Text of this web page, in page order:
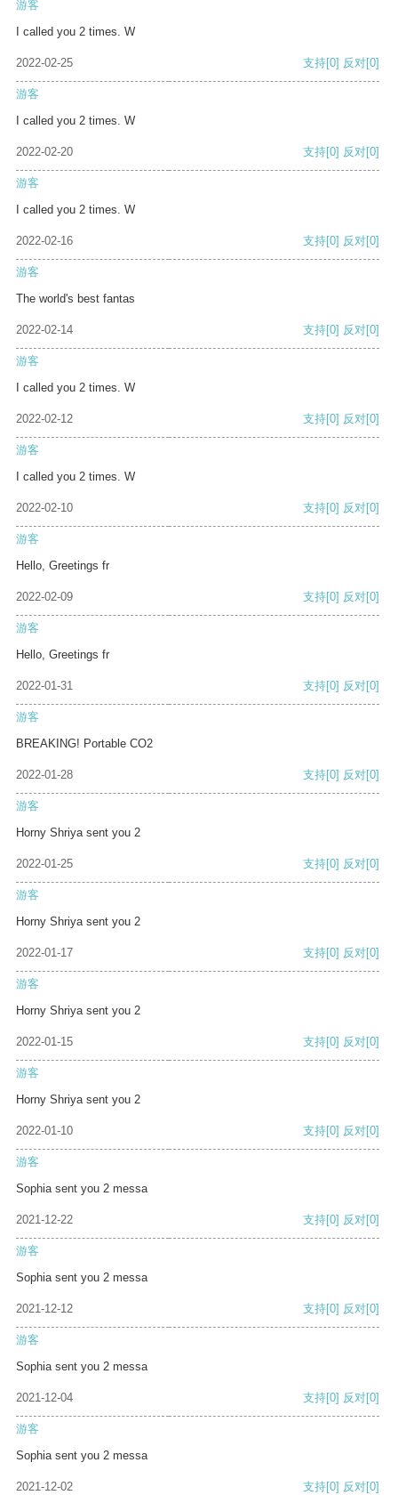
游客
I called you 2 times. W
2022-02-25 支持[0] 反对[0]
游客
I called you 2 times. W
2022-02-20 支持[0] 反对[0]
游客
I called you 2 times. W
2022-02-16 支持[0] 反对[0]
游客
The world's best fantas
2022-02-14 支持[0] 反对[0]
游客
I called you 2 times. W
2022-02-12 支持[0] 反对[0]
游客
I called you 2 times. W
2022-02-10 支持[0] 反对[0]
游客
Hello, Greetings fr
2022-02-09 支持[0] 反对[0]
游客
Hello, Greetings fr
2022-01-31 支持[0] 反对[0]
游客
BREAKING! Portable CO2
2022-01-28 支持[0] 反对[0]
游客
Horny Shriya sent you 2
2022-01-25 支持[0] 反对[0]
游客
Horny Shriya sent you 2
2022-01-17 支持[0] 反对[0]
游客
Horny Shriya sent you 2
2022-01-15 支持[0] 反对[0]
游客
Horny Shriya sent you 2
2022-01-10 支持[0] 反对[0]
游客
Sophia sent you 2 messa
2021-12-22 支持[0] 反对[0]
游客
Sophia sent you 2 messa
2021-12-12 支持[0] 反对[0]
游客
Sophia sent you 2 messa
2021-12-04 支持[0] 反对[0]
游客
Sophia sent you 2 messa
2021-12-02 支持[0] 反对[0]